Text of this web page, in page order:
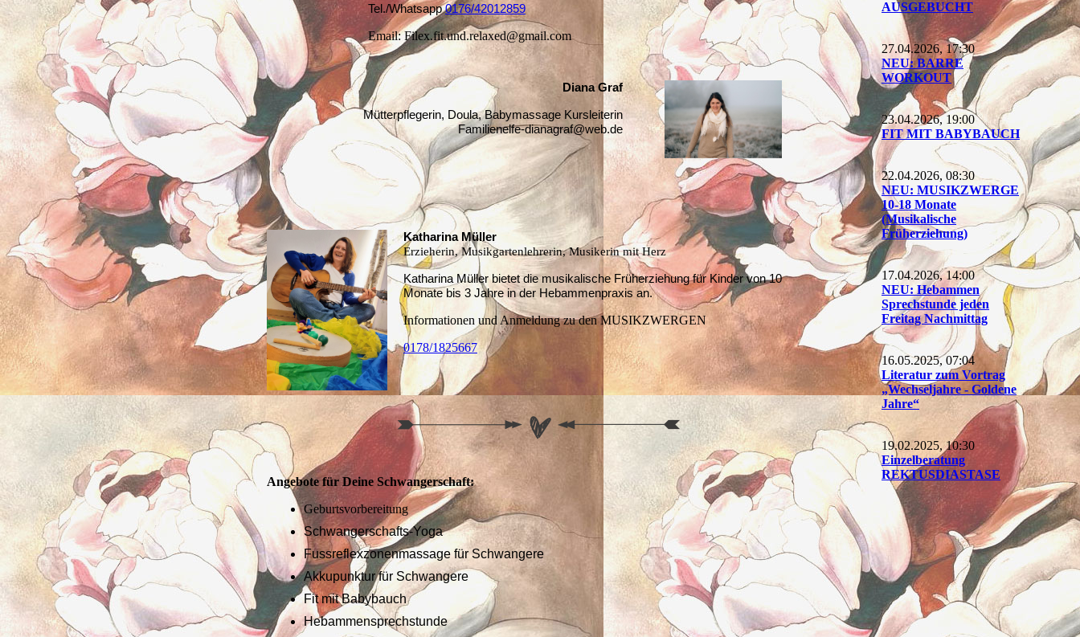
Tel./Whatsapp0176/42012859
Email: Filex.fit.und.relaxed@gmail.com
Diana Graf
Mütterpflegerin, Doula, Babymassage Kursleiterin
Familienelfe-dianagraf@web.de
Katharina Müller
Erzieherin, Musikgartenlehrerin, Musikerin mit Herz
Katharina Müller bietet die musikalische Früherziehung für Kinder von 10
Monate bis 3 Jahre in der Hebammenpraxis an.
Informationen und Anmeldung zu den MUSIKZWERGEN
0178/1825667
Angebote für Deine Schwangerschaft:
Geburtsvorbereitung
Schwangerschafts-Yoga
Fussreflexzonenmassage für Schwangere
Akkupunktur für Schwangere
Fit mit Babybauch
Hebammensprechstunde
AUSGEBUCHT
27.04.2026, 17:30
NEU: BARRE
WORKOUT
23.04.2026, 19:00
FIT MIT BABYBAUCH
22.04.2026, 08:30
NEU: MUSIKZWERGE
10-18 Monate
(Musikalische
Früherziehung)
17.04.2026, 14:00
NEU: Hebammen
Sprechstunde jeden
Freitag Nachmittag
16.05.2025, 07:04
Literatur zum Vortrag
„Wechseljahre - Goldene
Jahre“
19.02.2025, 10:30
Einzelberatung
REKTUSDIASTASE